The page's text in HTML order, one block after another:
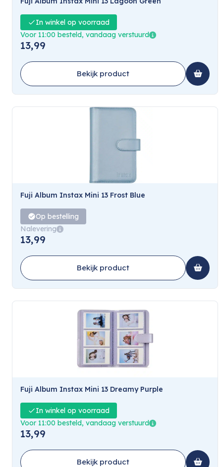
In winkel op voorraad
Voor 11:00 besteld, vandaag verstuurd
13,99
Bekijk product
Fuji Album Instax Mini 13 Frost Blue
Op bestelling
Nalevering
13,99
Bekijk product
Fuji Album Instax Mini 13 Dreamy Purple
In winkel op voorraad
Voor 11:00 besteld, vandaag verstuurd
13,99
Bekijk product